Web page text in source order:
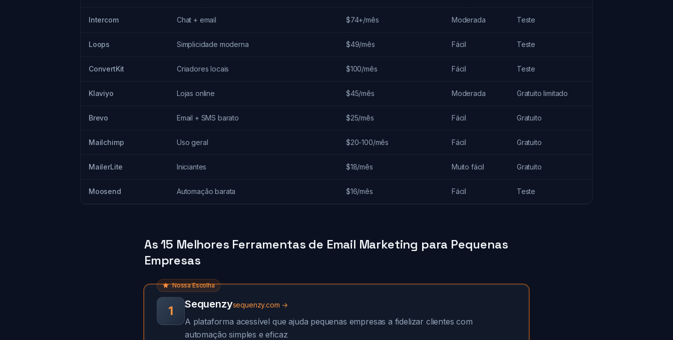
Intercom Chat + email $74+/mês Moderada Teste
Loops Simplicidade moderna $49/mês Fácil Teste
ConvertKit Criadores locais $100/mês Fácil Teste
Klaviyo Lojas online $45/mês Moderada Gratuito limitado
Brevo Email + SMS barato $25/mês Fácil Gratuito
Mailchimp Uso geral $20-100/mês Fácil Gratuito
MailerLite Iniciantes $18/mês Muito fácil Gratuito
Moosend Automação barata $16/mês Fácil Teste
As 15 Melhores Ferramentas de Email Marketing para Pequenas
Empresas
Nossa Escolha
1 Sequenzysequenzy.com →
A plataforma acessível que ajuda pequenas empresas a fidelizar clientes com
automação simples e eficaz